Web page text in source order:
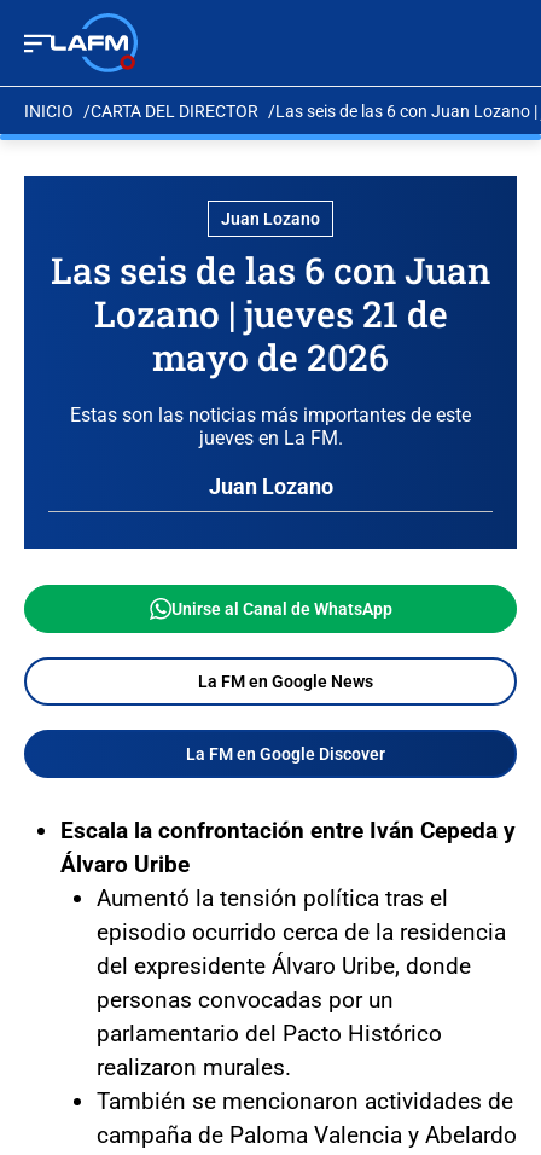
INICIO CARTA DEL DIRECTOR Las seis de las 6 con Juan Lozano
Juan Lozano
Las seis de las 6 con Juan
Lozano | jueves 21 de
mayo de 2026
Estas son las noticias más importantes de este
jueves en La FM.
Juan Lozano
Unirse al Canal de WhatsApp
La FM en Google News
La FM en Google Discover
Escala la confrontación entre Iván Cepeda y
Álvaro Uribe
Aumentó la tensión política tras el
episodio ocurrido cerca de la residencia
del expresidente Álvaro Uribe, donde
personas convocadas por un
parlamentario del Pacto Histórico
realizaron murales.
También se mencionaron actividades de
campaña de Paloma Valencia y Abelardo